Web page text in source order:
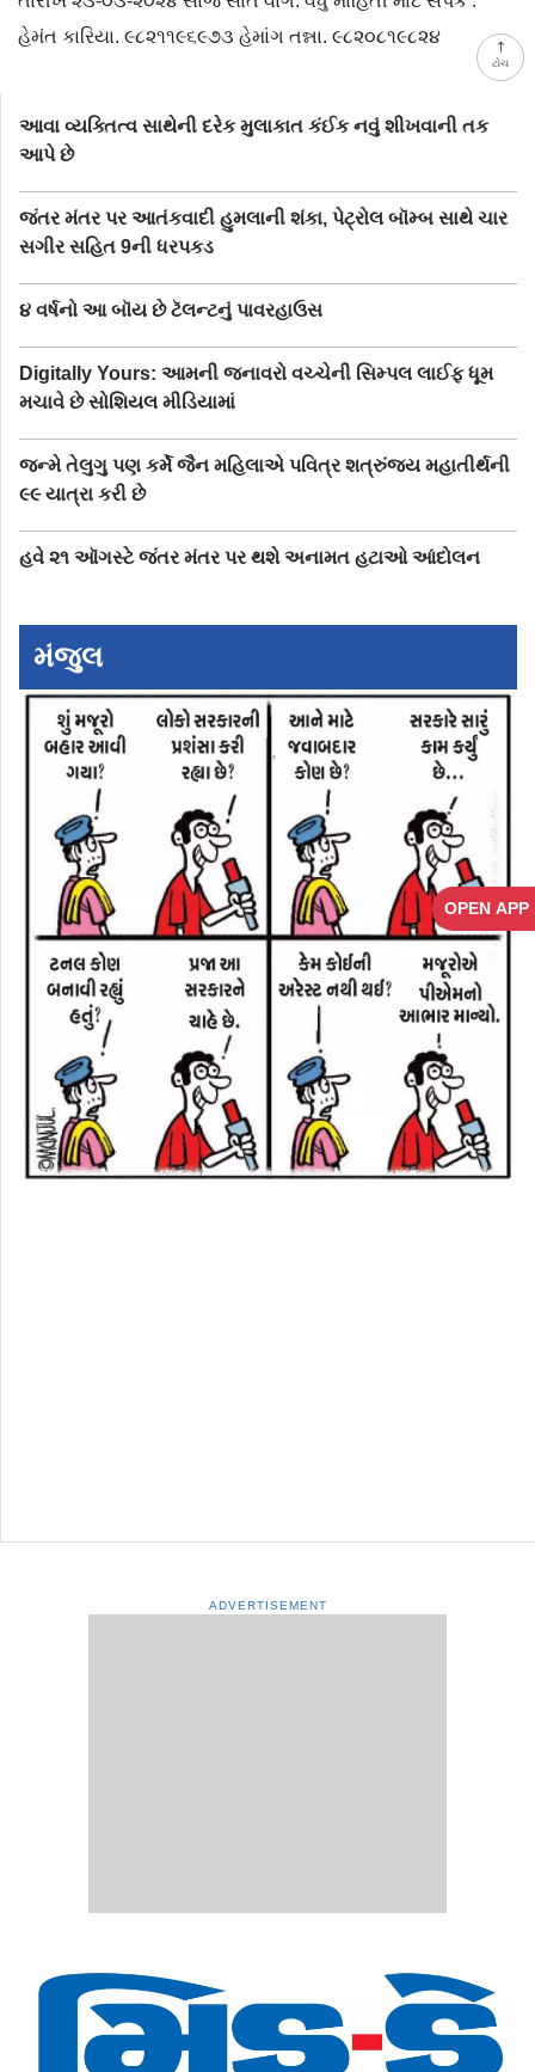
OPEN APP
ટોચ
હેમંત કારિયા. ૯૮૨૧૧૯૬૯૭૩ હેમાંગ તન્ના. ૯૮૨૦૮૧૯૮૨૪
આવા વ્યક્તિત્વ સાથેની દરેક મુલાકાત કંઈક નવું શીખવાની તક
આપે છે
જંતર મંતર પર આતંકવાદી હુમલાની શંકા, પેટ્રોલ બૉમ્બ સાથે ચાર
સગીર સહિત 9ની ધરપકડ
૪ વર્ષનો આ બૉય છે ટૅલન્ટનું પાવરહાઉસ
Digitally Yours: આમની જનાવરો વચ્ચેની સિમ્પલ લાઈફ ધૂમ
મચાવે છે સોશિયલ મીડિયામાં
જન્મે તેલુગુ પણ કર્મે જૈન મહિલાએ પવિત્ર શત્રુંજય મહાતીર્થની
૯૯ યાત્રા કરી છે
હવે ૨૧ ઑગસ્ટે જંતર મંતર પર થશે અનામત હટાઓ આંદોલન
મંજુલ
ADVERTISEMENT